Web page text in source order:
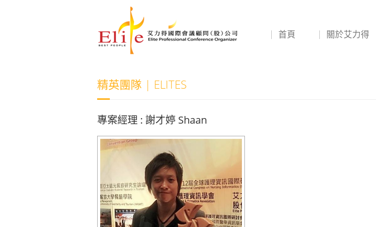
首頁 關於艾力得
精英團隊 | ELITES
專案經理 : 謝才婷 Shaan